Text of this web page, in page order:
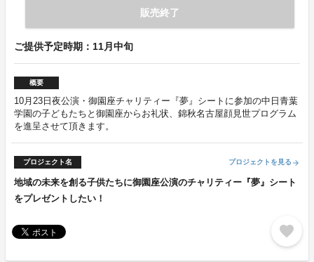
販売終了
ご提供予定時期：11月中旬
概要
10月23日夜公演・御園座チャリティー『夢』シートに参加の中日青葉
学園の子どもたちと御園座からお礼状、錦秋名古屋顔見世プログラム
を進呈させて頂きます。
プロジェクト名 プロジェクトを見る arrow_forward
地域の未来を創る子供たちに御園座公演のチャリティー『夢』シート
をプレゼントしたい！
favorite